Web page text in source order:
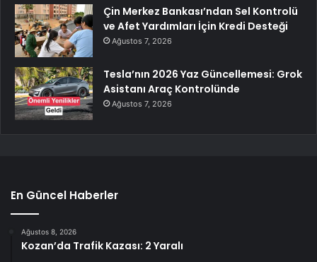
Çin Merkez Bankası’ndan Sel Kontrolü
ve Afet Yardımları İçin Kredi Desteği
Ağustos 7, 2026
Tesla’nın 2026 Yaz Güncellemesi: Grok
Asistanı Araç Kontrolünde
Ağustos 7, 2026
En Güncel Haberler
Ağustos 8, 2026
Kozan’da Trafik Kazası: 2 Yaralı